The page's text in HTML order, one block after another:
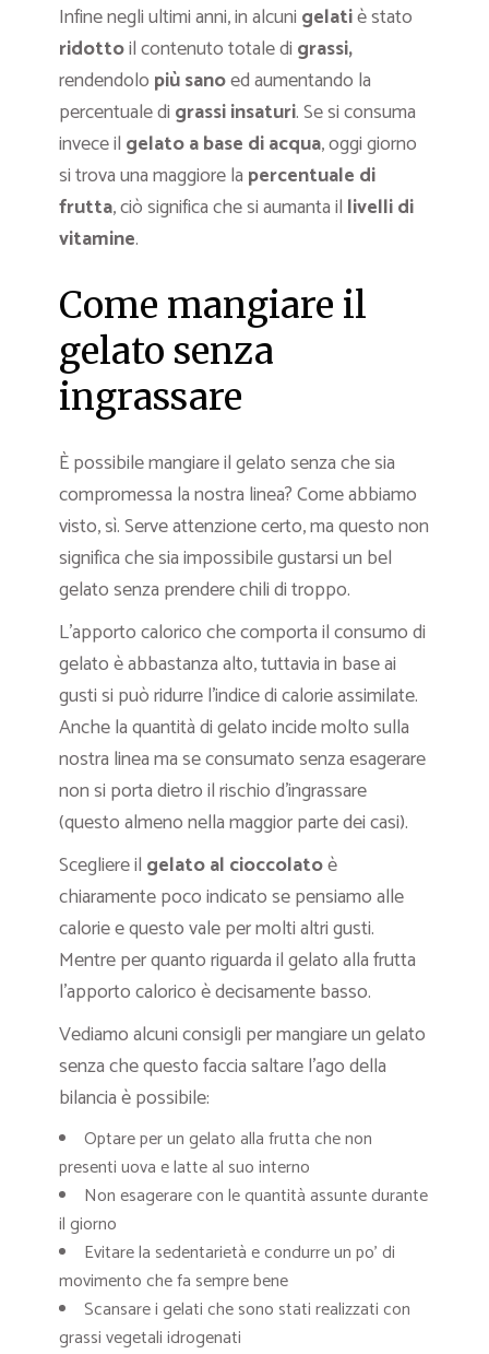
Infine negli ultimi anni, in alcuni gelatiè stato
ridottoil contenuto totale di grassi,
rendendolo più sanoed aumentando la
percentuale di grassi insaturi. Se si consuma
invece il gelato a base di acqua, oggi giorno
si trova una maggiore la percentuale di
frutta, ciò significa che si aumanta il livelli di
vitamine.
Come mangiare il
gelato senza
ingrassare
È possibile mangiare il gelato senza che sia
compromessa la nostra linea? Come abbiamo
visto, sì. Serve attenzione certo, ma questo non
significa che sia impossibile gustarsi un bel
gelato senza prendere chili di troppo.
L’apporto calorico che comporta il consumo di
gelato è abbastanza alto, tuttavia in base ai
gusti si può ridurre l’indice di calorie assimilate.
Anche la quantità di gelato incide molto sulla
nostra linea ma se consumato senza esagerare
non si porta dietro il rischio d’ingrassare
(questo almeno nella maggior parte dei casi).
Scegliere il gelato al cioccolatoè
chiaramente poco indicato se pensiamo alle
calorie e questo vale per molti altri gusti.
Mentre per quanto riguarda il gelato alla frutta
l’apporto calorico è decisamente basso.
Vediamo alcuni consigli per mangiare un gelato
senza che questo faccia saltare l’ago della
bilancia è possibile:
Optare per un gelato alla frutta che non
presenti uova e latte al suo interno
Non esagerare con le quantità assunte durante
il giorno
Evitare la sedentarietà e condurre un po’ di
movimento che fa sempre bene
Scansare i gelati che sono stati realizzati con
grassi vegetali idrogenati